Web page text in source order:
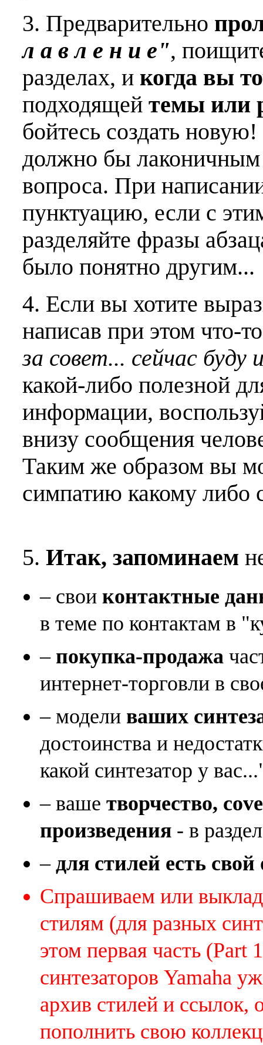
3. Предварительно
л а в л е н и е",
разделах, и когда вы
подходящей темы или
бойтесь создать
должно бы лаконичным
вопроса. При
пунктуацию, если с
разделяйте фразы
было понятно другим...
4. Если вы хотите
написав при этом что-
за совет... сейчас буду
какой-либо полезной
информации,
внизу сообщения
Таким же образом вы
симпатию какому
5. Итак, запоминаем
– свои контактные
в теме по контактам в
– покупка-продажа
интернет-торговли в
– модели ваших
достоинства и
какой синтезатор у
– ваше творчество,
произведения - в
–для стилей есть
Спрашиваем или
стилям (для разных
этом первая часть
синтезаторов Yamaha
архив стилей и ссылок,
пополнить свою